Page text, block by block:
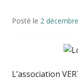
Posté le 2
L’association